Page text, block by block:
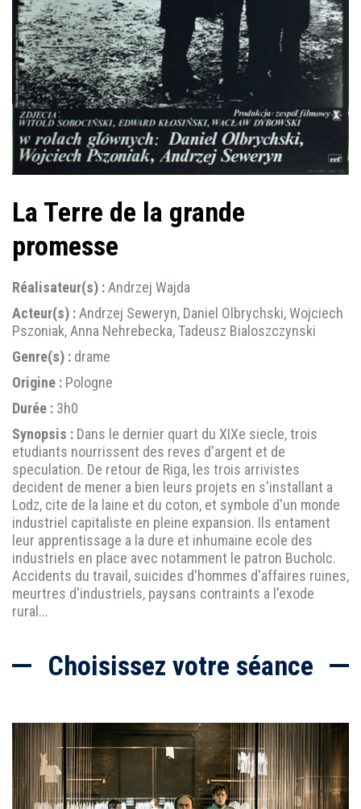
La Terre de la grande
promesse
Réalisateur(s) :Andrzej Wajda
Acteur(s) :Andrzej Seweryn, Daniel Olbrychski, Wojciech
Pszoniak, Anna Nehrebecka, Tadeusz Bialoszczynski
Genre(s) : drame
Origine : Pologne
Durée : 3h0
Synopsis : Dans le dernier quart du XIXe siecle, trois
etudiants nourrissent des reves d'argent et de
speculation. De retour de Riga, les trois arrivistes
decident de mener a bien leurs projets en s'installant a
Lodz, cite de la laine et du coton, et symbole d'un monde
industriel capitaliste en pleine expansion. Ils entament
leur apprentissage a la dure et inhumaine ecole des
industriels en place avec notamment le patron Bucholc.
Accidents du travail, suicides d'hommes d'affaires ruines,
meurtres d'industriels, paysans contraints a l'exode
rural...
Choisissez votre séance